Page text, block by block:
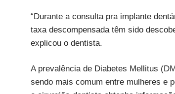
“Durante a consulta pra implante
taxa descompensada têm sido
explicou o dentista.
A prevalência de Diabetes Mellitus
sendo mais comum entre mulheres e